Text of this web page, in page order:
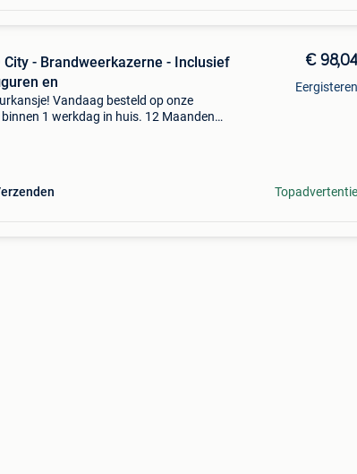
City - Brandweerkazerne - Inclusief
en
Vandaag besteld op onze
1 werkdag in huis. 12 Maanden
€ 98,04
Eergisteren
Topadvertentie